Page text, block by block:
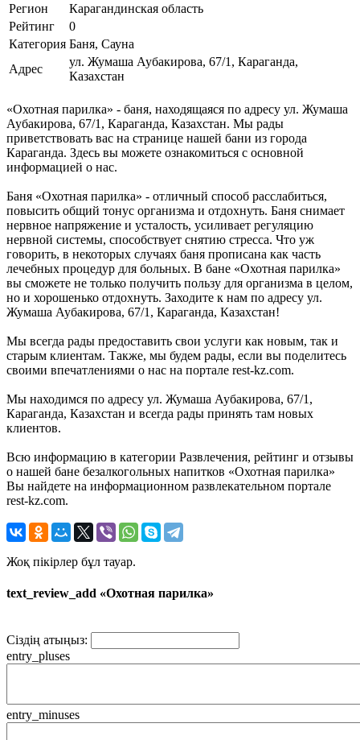
Регион
Карагандинская область
Рейтинг
0
Категория Баня, Сауна
Адрес
ул. Жумаша Аубакирова, 67/1, Караганда,
Казахстан
«Охотная парилка» - баня, находящаяся по адресу ул. Жумаша
Аубакирова, 67/1, Караганда, Казахстан. Мы рады
приветствовать вас на странице нашей бани из города
Караганда. Здесь вы можете ознакомиться с основной
информацией о нас.
Баня «Охотная парилка» - отличный способ расслабиться,
повысить общий тонус организма и отдохнуть. Баня снимает
нервное напряжение и усталость, усиливает регуляцию
нервной системы, способствует снятию стресса. Что уж
говорить, в некоторых случаях баня прописана как часть
лечебных процедур для больных. В бане «Охотная парилка»
вы сможете не только получить пользу для организма в целом,
но и хорошенько отдохнуть. Заходите к нам по адресу ул.
Жумаша Аубакирова, 67/1, Караганда, Казахстан!
Мы всегда рады предоставить свои услуги как новым, так и
старым клиентам. Также, мы будем рады, если вы поделитесь
своими впечатлениями о нас на портале rest-kz.com.
Мы находимся по адресу ул. Жумаша Аубакирова, 67/1,
Караганда, Казахстан и всегда рады принять там новых
клиентов.
Всю информацию в категории Развлечения, рейтинг и отзывы
о нашей бане безалкогольных напитков «Охотная парилка»
Вы найдете на информационном развлекательном портале
rest-kz.com.
Жоқ пікірлер бұл тауар.
text_review_add «Охотная парилка»
Сіздің атыңыз:
entry_pluses
entry_minuses